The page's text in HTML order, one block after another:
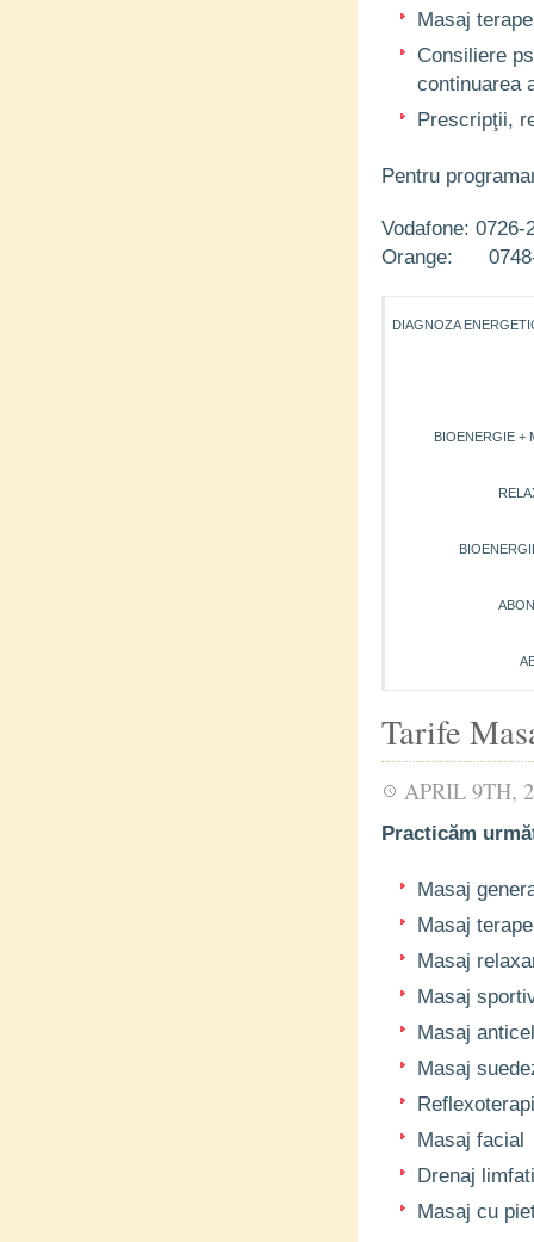
Masaj
Consiliere
continuarea
Prescripţii,
Pentru
Vodafone: 0726-
Orange: 0748-
DIAGNOZA
BIOENERGIE +
Tarife
APRIL 9TH,
Practicăm
Masaj
Masaj
Masaj
Masaj
Masaj
Masaj
Masaj facial
Drenaj
Masaj cu